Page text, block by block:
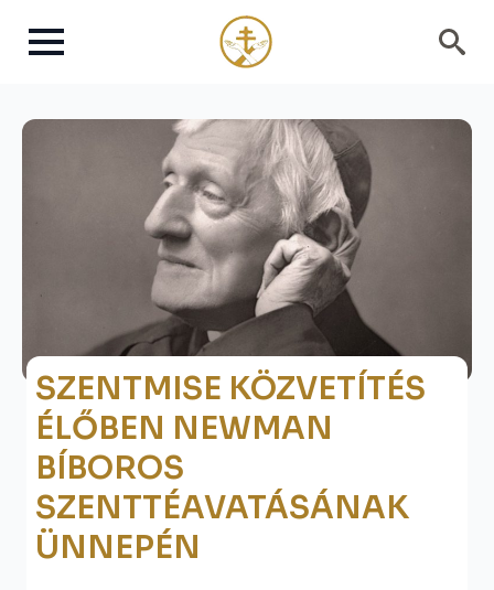
SZENTMISE KÖZVETÍTÉS
ÉLŐBEN NEWMAN
BÍBOROS
SZENTTÉAVATÁSÁNAK
ÜNNEPÉN